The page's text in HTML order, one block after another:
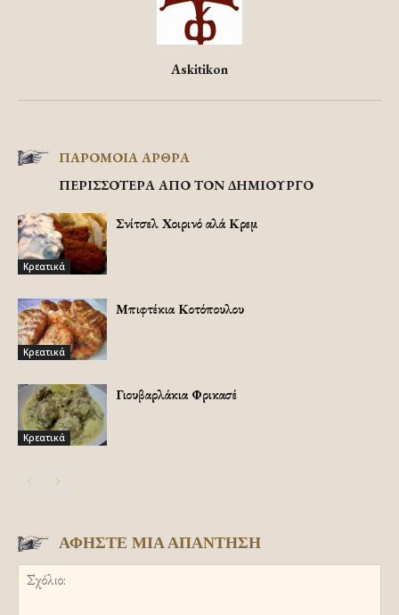
Askitikon
ΠΑΡΟΜΟΙΑ ΑΡΘΡΑ
ΠΕΡΙΣΣΟΤΕΡΑ ΑΠΟ ΤΟΝ ΔΗΜΙΟΥΡΓΟ
Κρεατικά
Σνίτσελ Χοιρινό αλά Κρεμ
Κρεατικά
Μπιφτέκια Κοτόπουλου
Κρεατικά
Γιουβαρλάκια Φρικασέ
ΑΦΗΣΤΕ ΜΙΑ ΑΠΑΝΤΗΣΗ